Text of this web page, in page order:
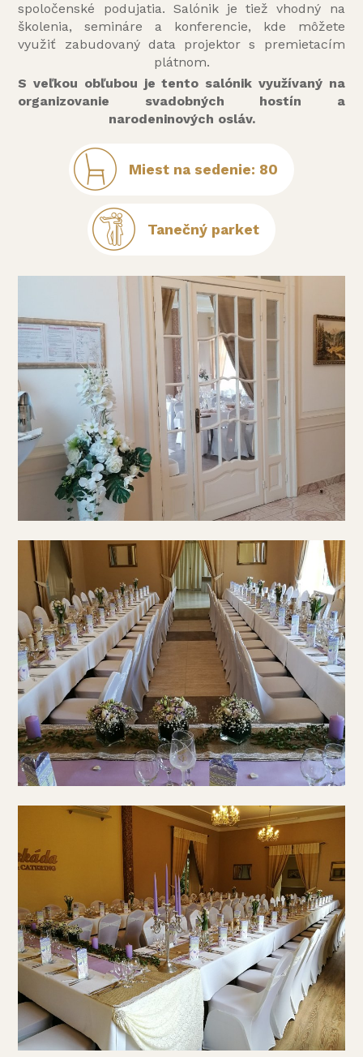
spoločenské podujatia. Salónik je tiež vhodný na
školenia, semináre a konferencie, kde môžete
využiť zabudovaný data projektor s premietacím
plátnom.
S veľkou obľubou je tento salónik využívaný na
organizovanie svadobných hostín a
narodeninových osláv.
Miest na sedenie: 80
Tanečný parket